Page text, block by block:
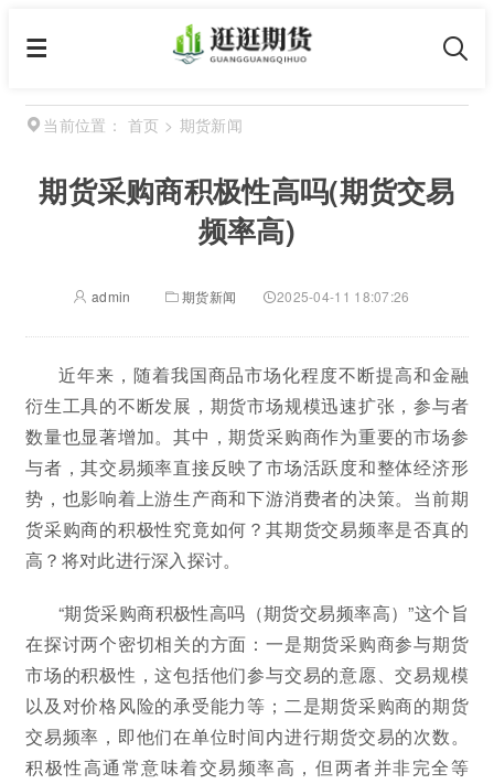
当前位置： 首页 > 期货新闻
期货采购商积极性高吗(期货交易
频率高)
admin 期货新闻 2025-04-11 18:07:26
近年来，随着我国商品市场化程度不断提高和金融
衍生工具的不断发展，期货市场规模迅速扩张，参与者
数量也显著增加。其中，期货采购商作为重要的市场参
与者，其交易频率直接反映了市场活跃度和整体经济形
势，也影响着上游生产商和下游消费者的决策。当前期
货采购商的积极性究竟如何？其期货交易频率是否真的
高？将对此进行深入探讨。
“期货采购商积极性高吗（期货交易频率高）”这个旨
在探讨两个密切相关的方面：一是期货采购商参与期货
市场的积极性，这包括他们参与交易的意愿、交易规模
以及对价格风险的承受能力等；二是期货采购商的期货
交易频率，即他们在单位时间内进行期货交易的次数。
积极性高通常意味着交易频率高，但两者并非完全等